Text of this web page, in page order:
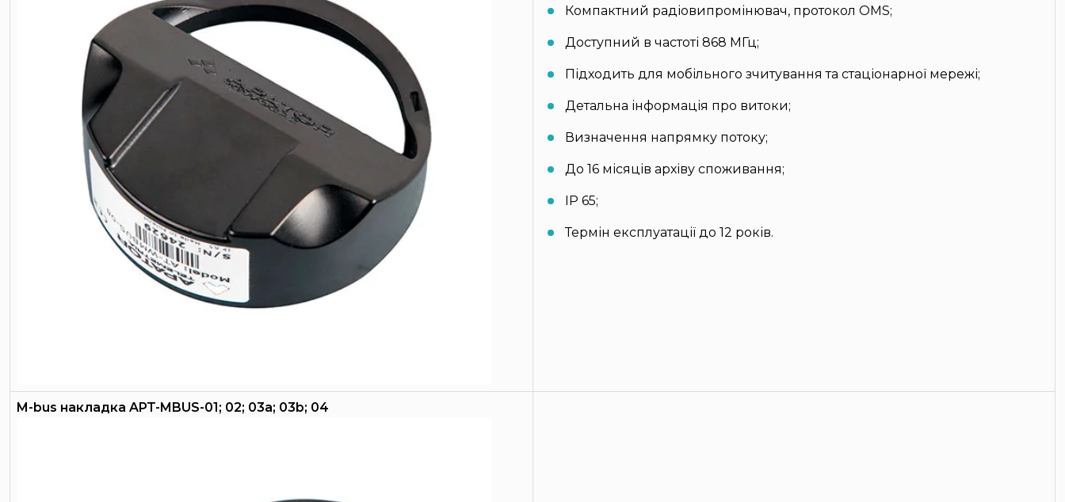
Компактний радіовипромінювач, протокол OMS;
Доступний в частоті 868 МГц;
Підходить для мобільного зчитування та стаціонарної мережі;
Детальна інформація про витоки;
Визначення напрямку потоку;
До 16 місяців архіву споживання;
IP 65;
Термін експлуатації до 12 років.
M-bus накладка APT-MBUS-01; 02; 03a; 03b; 04